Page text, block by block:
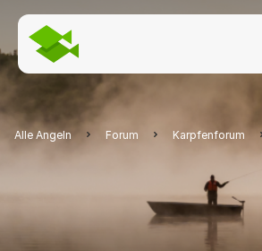
Alle Angeln Forum Karpfenforum